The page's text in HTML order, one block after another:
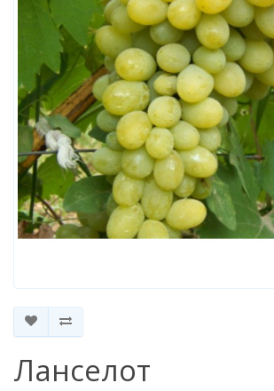
Ланселот